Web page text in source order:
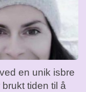
en unik isbre
tiden til å